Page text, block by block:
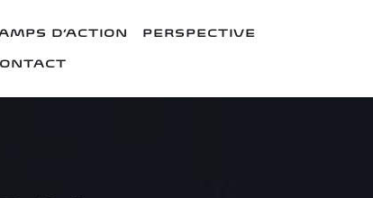
D’ACTION PERSPECTIVE